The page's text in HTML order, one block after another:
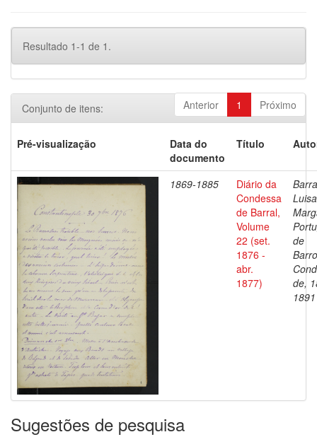
Resultado 1-1 de 1.
Anterior 1 Próximo
Conjunto de itens:
Pré-visualização
Data do
documento
Título
1869-1885
Diário da
Condessa
de Barral,
Volume
22 (set.
1876 -
abr.
1877)
Luisa
de
de,
1891
Sugestões de pesquisa